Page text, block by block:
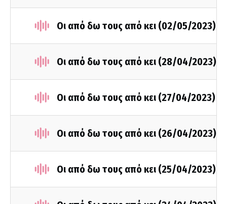
Οι από δω τους από κει (02/05/2023)
Οι από δω τους από κει (28/04/2023)
Οι από δω τους από κει (27/04/2023)
Οι από δω τους από κει (26/04/2023)
Οι από δω τους από κει (25/04/2023)